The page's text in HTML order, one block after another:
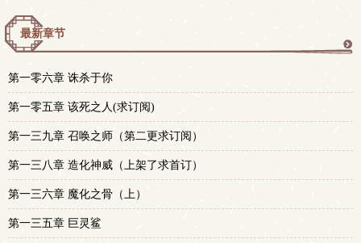
最新章节
第一零六章 诛杀于你
第一零五章 该死之人(求订阅)
第一三九章 召唤之师（第二更求订阅）
第一三八章 造化神威（上架了求首订）
第一三六章 魔化之骨（上）
第一三五章 巨灵鲨